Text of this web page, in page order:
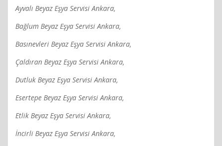
Ayvalı Beyaz Eşya Servisi Ankara,
Bağlum Beyaz Eşya Servisi Ankara,
Basınevleri Beyaz Eşya Servisi Ankara,
Çaldıran Beyaz Eşya Servisi Ankara,
Dutluk Beyaz Eşya Servisi Ankara,
Esertepe Beyaz Eşya Servisi Ankara,
Etlik Beyaz Eşya Servisi Ankara,
İncirli Beyaz Eşya Servisi Ankara,